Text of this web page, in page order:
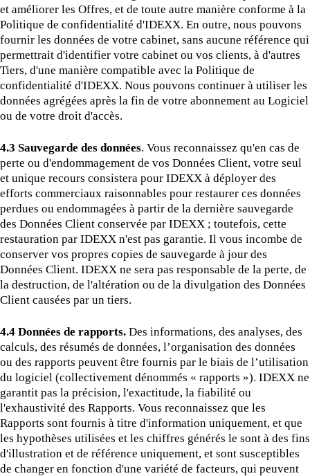
et améliorer les Offres, et de toute autre manière conforme à la
Politique de confidentialité d'IDEXX. En outre, nous pouvons
fournir les données de votre cabinet, sans aucune référence qui
permettrait d'identifier votre cabinet ou vos clients, à d'autres
Tiers, d'une manière compatible avec la Politique de
confidentialité d'IDEXX. Nous pouvons continuer à utiliser les
données agrégées après la fin de votre abonnement au Logiciel
ou de votre droit d'accès.
4.3 Sauvegarde des données. Vous reconnaissez qu'en cas de
perte ou d'endommagement de vos Données Client, votre seul
et unique recours consistera pour IDEXX à déployer des
efforts commerciaux raisonnables pour restaurer ces données
perdues ou endommagées à partir de la dernière sauvegarde
des Données Client conservée par IDEXX ; toutefois, cette
restauration par IDEXX n'est pas garantie. Il vous incombe de
conserver vos propres copies de sauvegarde à jour des
Données Client. IDEXX ne sera pas responsable de la perte, de
la destruction, de l'altération ou de la divulgation des Données
Client causées par un tiers.
4.4 Données de rapports. Des informations, des analyses, des
calculs, des résumés de données, l’organisation des données
ou des rapports peuvent être fournis par le biais de l’utilisation
du logiciel (collectivement dénommés « rapports »). IDEXX ne
garantit pas la précision, l'exactitude, la fiabilité ou
l'exhaustivité des Rapports. Vous reconnaissez que les
Rapports sont fournis à titre d'information uniquement, et que
les hypothèses utilisées et les chiffres générés le sont à des fins
d'illustration et de référence uniquement, et sont susceptibles
de changer en fonction d'une variété de facteurs, qui peuvent